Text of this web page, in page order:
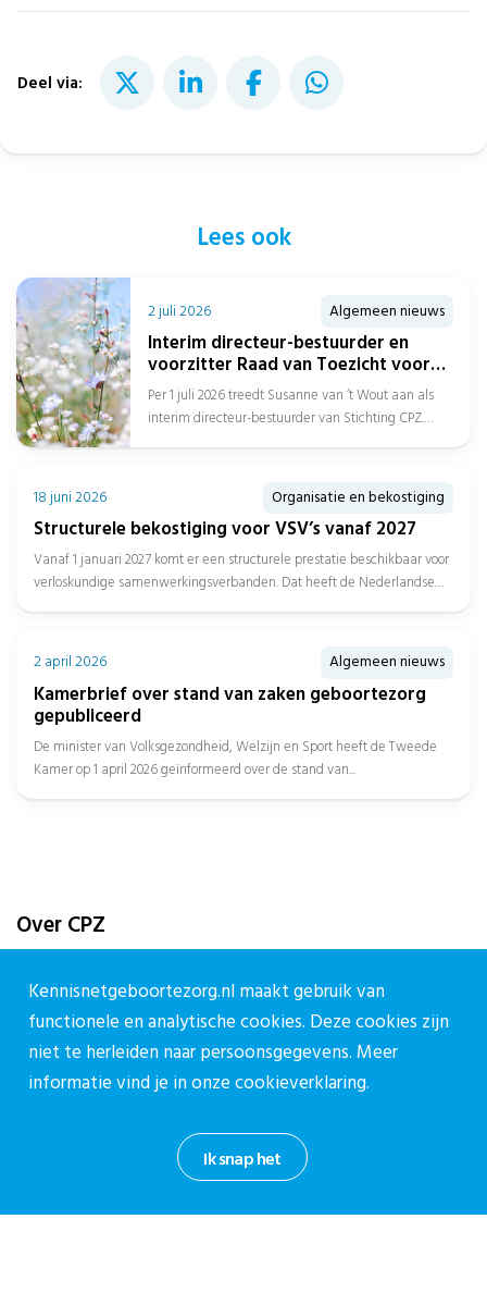
Deel via:
Lees ook
2 juli 2026 Algemeen nieuws
Interim directeur-bestuurder en
voorzitter Raad van Toezicht voor
Stichting CPZ
Per 1 juli 2026 treedt Susanne van ‘t Wout aan als
interim directeur-bestuurder van Stichting CPZ.
18 juni 2026 Organisatie en bekostiging
Structurele bekostiging voor VSV’s vanaf 2027
Vanaf 1 januari 2027 komt er een structurele prestatie beschikbaar voor
verloskundige samenwerkingsverbanden. Dat heeft de Nederlandse
2 april 2026 Algemeen nieuws
Kamerbrief over stand van zaken geboortezorg
gepubliceerd
De minister van Volksgezondheid, Welzijn en Sport heeft de Tweede
Kamer op 1 april 2026 geïnformeerd over de stand van...
Over CPZ
Vacatures
Contact
cpz@stichtingcpz.nl
Ik snap het
Kennisnetgeboortezorg.nl maakt gebruik van
functionele en analytische cookies. Deze cookies zijn
niet te herleiden naar persoonsgegevens. Meer
informatie vind je in onzecookieverklaring.